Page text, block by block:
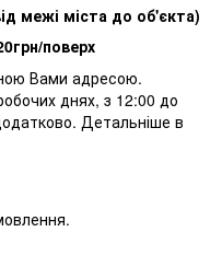
межі міста до об'єкта)
поверх
Вами адресою.
днях, з 12:00 до
Детальніше в